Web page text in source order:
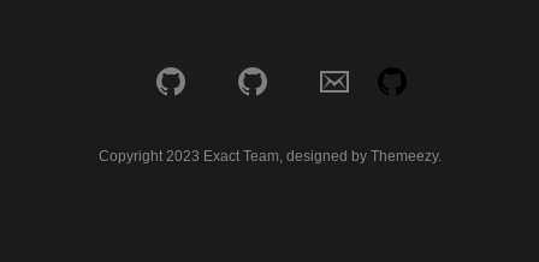
Copyright 2023 Exact Team, designed by Themeezy.